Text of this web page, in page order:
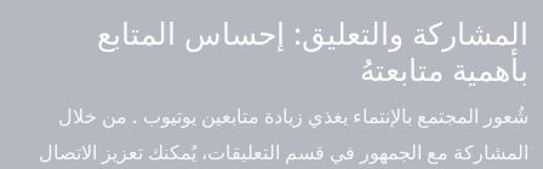
المشاركة والتعليق: إحساس المتابع
بأهمية متابعتهُ
شُعور المجتمع بالإنتماء يغذي زيادة متابعين يوتيوب . من خلال
المشاركة مع الجمهور في قسم التعليقات، يُمكنك تعزيز الاتصال